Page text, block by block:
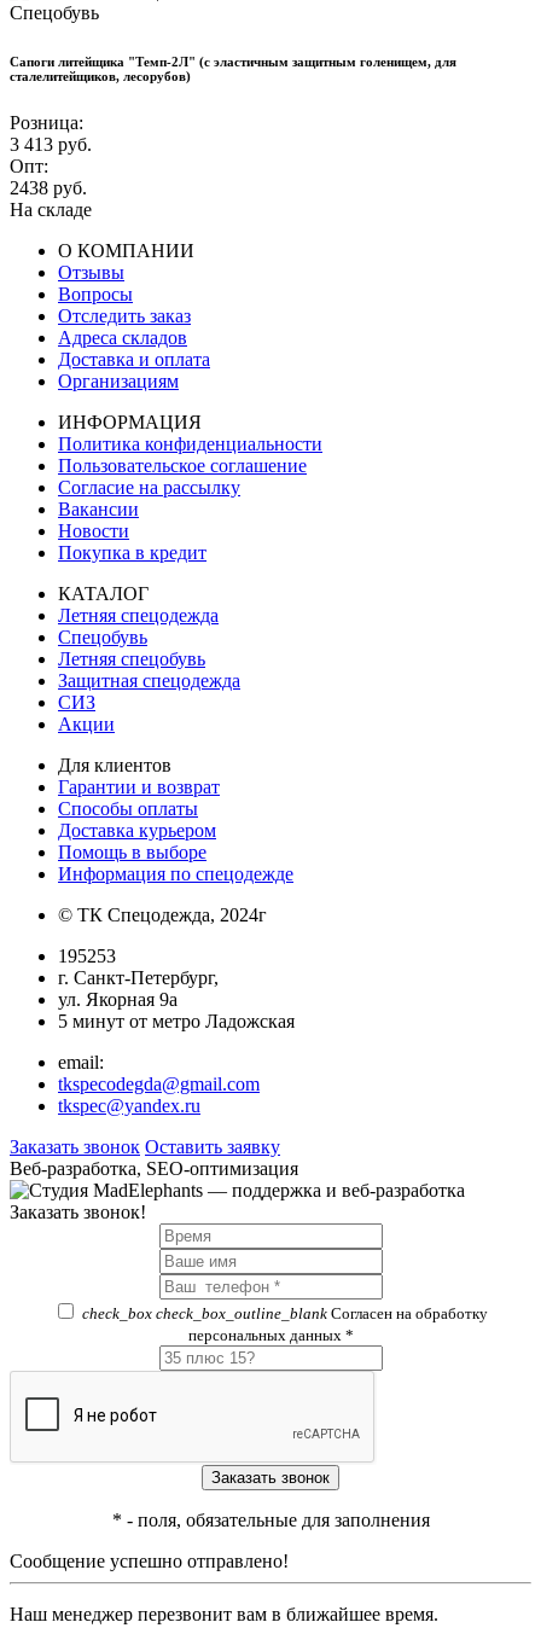
Спецобувь
Сапоги литейщика "Темп-2Л" (с эластичным защитным голенищем, для
сталелитейщиков, лесорубов)
Розница:
3 413 руб.
Опт:
2438 руб.
На складе
О КОМПАНИИ
Отзывы
Вопросы
Отследить заказ
Адреса складов
Доставка и оплата
Организациям
ИНФОРМАЦИЯ
Политика конфиденциальности
Пользовательское соглашение
Согласие на рассылку
Вакансии
Новости
Покупка в кредит
КАТАЛОГ
Летняя спецодежда
Спецобувь
Летняя спецобувь
Защитная спецодежда
СИЗ
Акции
Для клиентов
Гарантии и возврат
Способы оплаты
Доставка курьером
Помощь в выборе
Информация по спецодежде
© ТК Спецодежда, 2024г
195253
г. Санкт-Петербург,
ул. Якорная 9а
5 минут от метро Ладожская
email:
tkspecodegda@gmail.com
tkspec@yandex.ru
Заказать звонок Оставить заявку
Веб-разработка, SEO-оптимизация
Заказать звонок!
check_box check_box_outline_blank Согласен на обработку
персональных данных *
* - поля, обязательные для заполнения
Сообщение успешно отправлено!
Наш менеджер перезвонит вам в ближайшее время.